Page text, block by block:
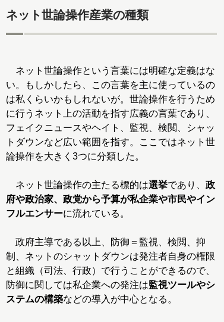
ネット世論操作産業の種類
ネット世論操作という言葉には明確な定義はな
い。もしかしたら、この言葉を主に使っているの
は私くらいかもしれないが。世論操作を行うため
に行うネット上の活動を指す広義の言葉であり、
フェイクニュースやヘイト、監視、検閲、シャッ
トダウンなど広い範囲を指す。ここではネット世
論操作を大きく3つに分類した。
ネット世論操作の主たる標的は選挙であり、 政
府や政治家、政党から予算が私企業や市民やイン
フルエンサーに流れている。
政府主導である以上、防御＝監視、検閲、抑
制、ネットのシャットダウンは発注者自身の権限
と組織（司法、行政）で行うことができるので、
防御に関しては私企業への発注は監視ツールやシ
ステムの構築などの導入が中心となる。